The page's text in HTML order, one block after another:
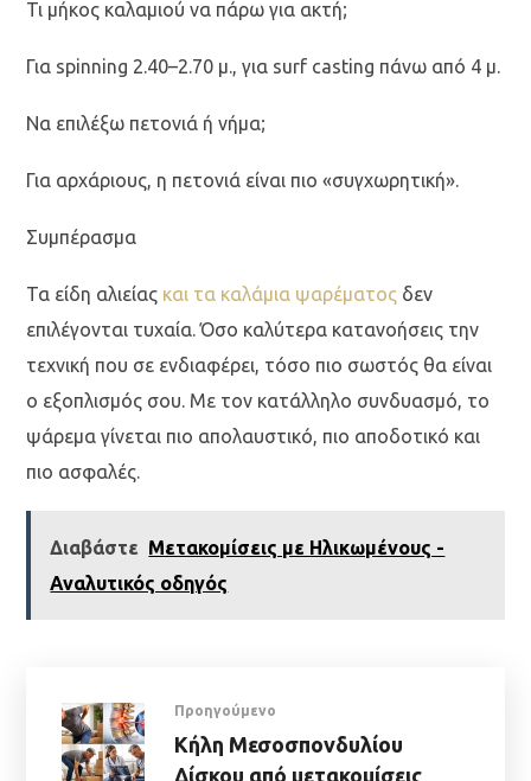
Τι μήκος καλαμιού να πάρω για ακτή;
Για spinning 2.40–2.70 μ., για surf casting πάνω από 4 μ.
Να επιλέξω πετονιά ή νήμα;
Για αρχάριους, η πετονιά είναι πιο «συγχωρητική».
Συμπέρασμα
Τα είδη αλιείας και τα καλάμια ψαρέματος δεν
επιλέγονται τυχαία. Όσο καλύτερα κατανοήσεις την
τεχνική που σε ενδιαφέρει, τόσο πιο σωστός θα είναι
ο εξοπλισμός σου. Με τον κατάλληλο συνδυασμό, το
ψάρεμα γίνεται πιο απολαυστικό, πιο αποδοτικό και
πιο ασφαλές.
Διαβάστε Μετακομίσεις με Ηλικωμένους -
Αναλυτικός οδηγός
Προηγούμενο
Κήλη Μεσοσπονδυλίου
Δίσκου από μετακομίσεις